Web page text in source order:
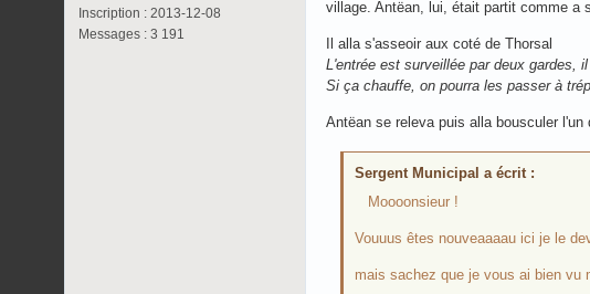
Inscription : 2013-12-08
Messages : 3 191
village. Antëan, lui, était partit comme a
Il alla s'asseoir aux coté de Thorsal
L'entrée est surveillée par deux gardes,
Si ça chauffe, on pourra les passer à
Antëan se releva puis alla bousculer
Sergent Municipal a écrit :
Moooonsieur !
Vouuus êtes nouveaaaau ici je le
mais sachez que je vous ai bien vu